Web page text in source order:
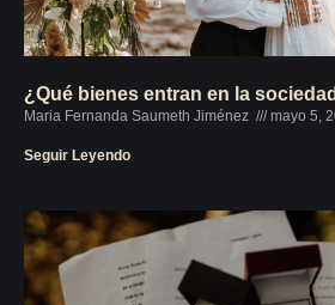
¿Qué bienes entran en la
Maria Fernanda Saumeth Jiménez mayo 5,
Seguir Leyendo